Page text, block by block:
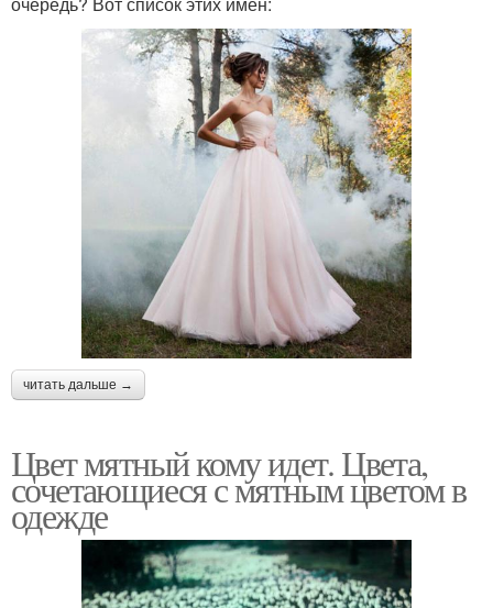
читать дальше →
Цвет мятный кому идет. Цвета,
сочетающиеся с мятным цветом в
одежде